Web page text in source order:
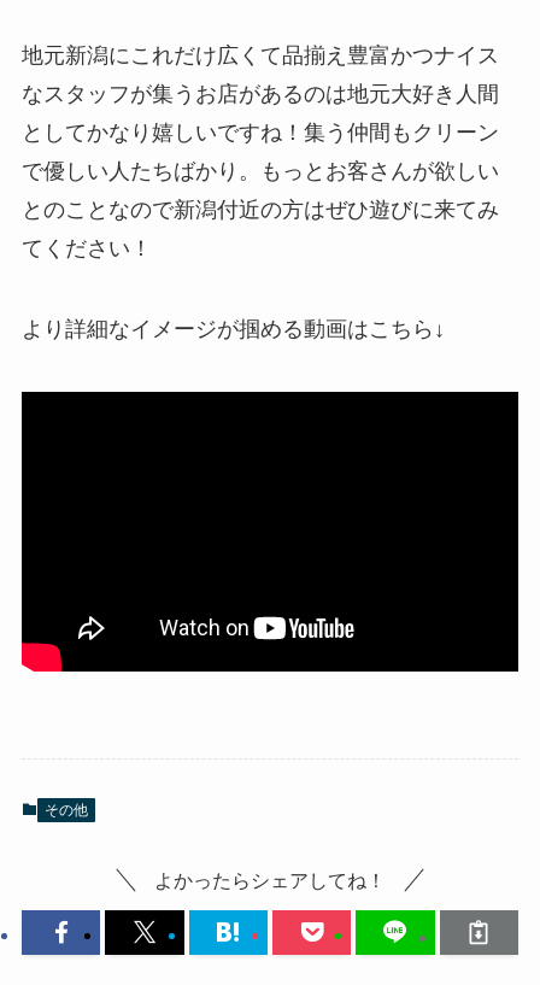
地元新潟にこれだけ広くて品揃え豊富かつナイス
なスタッフが集うお店があるのは地元大好き人間
としてかなり嬉しいですね！集う仲間もクリーン
で優しい人たちばかり。もっとお客さんが欲しい
とのことなので新潟付近の方はぜひ遊びに来てみ
てください！
より詳細なイメージが掴める動画はこちら↓
その他
よかったらシェアしてね！